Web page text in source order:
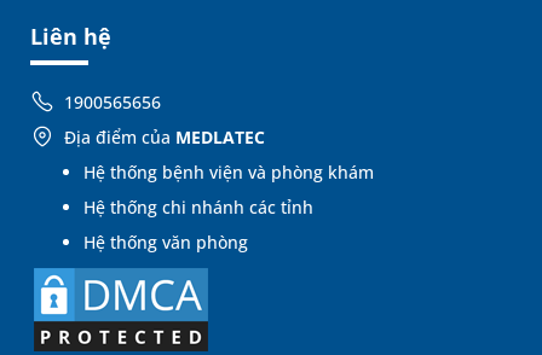
Liên hệ
1900565656
Địa điểm của MEDLATEC
Hệ thống bệnh viện và phòng khám
Hệ thống chi nhánh các tỉnh
Hệ thống văn phòng